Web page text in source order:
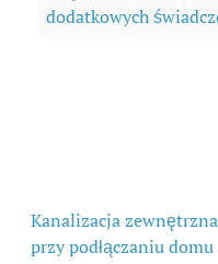
dodatkowych
Kanalizacja
przy podłączaniu